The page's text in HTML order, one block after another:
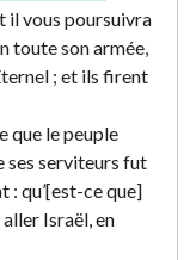
il vous poursuivra
toute son armée,
; et ils firent
que le peuple
ses serviteurs fut
: qu’[est-ce que]
Israël, en